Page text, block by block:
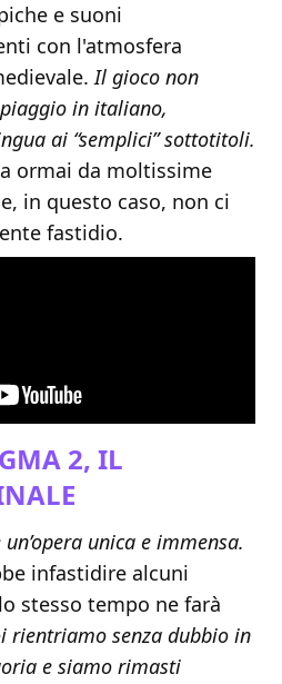
e suoni
con l'atmosfera
Il gioco non
in italiano,
ai “semplici” sottotitoli.
ormai da moltissime
in questo caso, non ci
fastidio.
2, IL
un’opera unica e immensa.
infastidire alcuni
stesso tempo ne farà
rientriamo senza dubbio in
e siamo rimasti